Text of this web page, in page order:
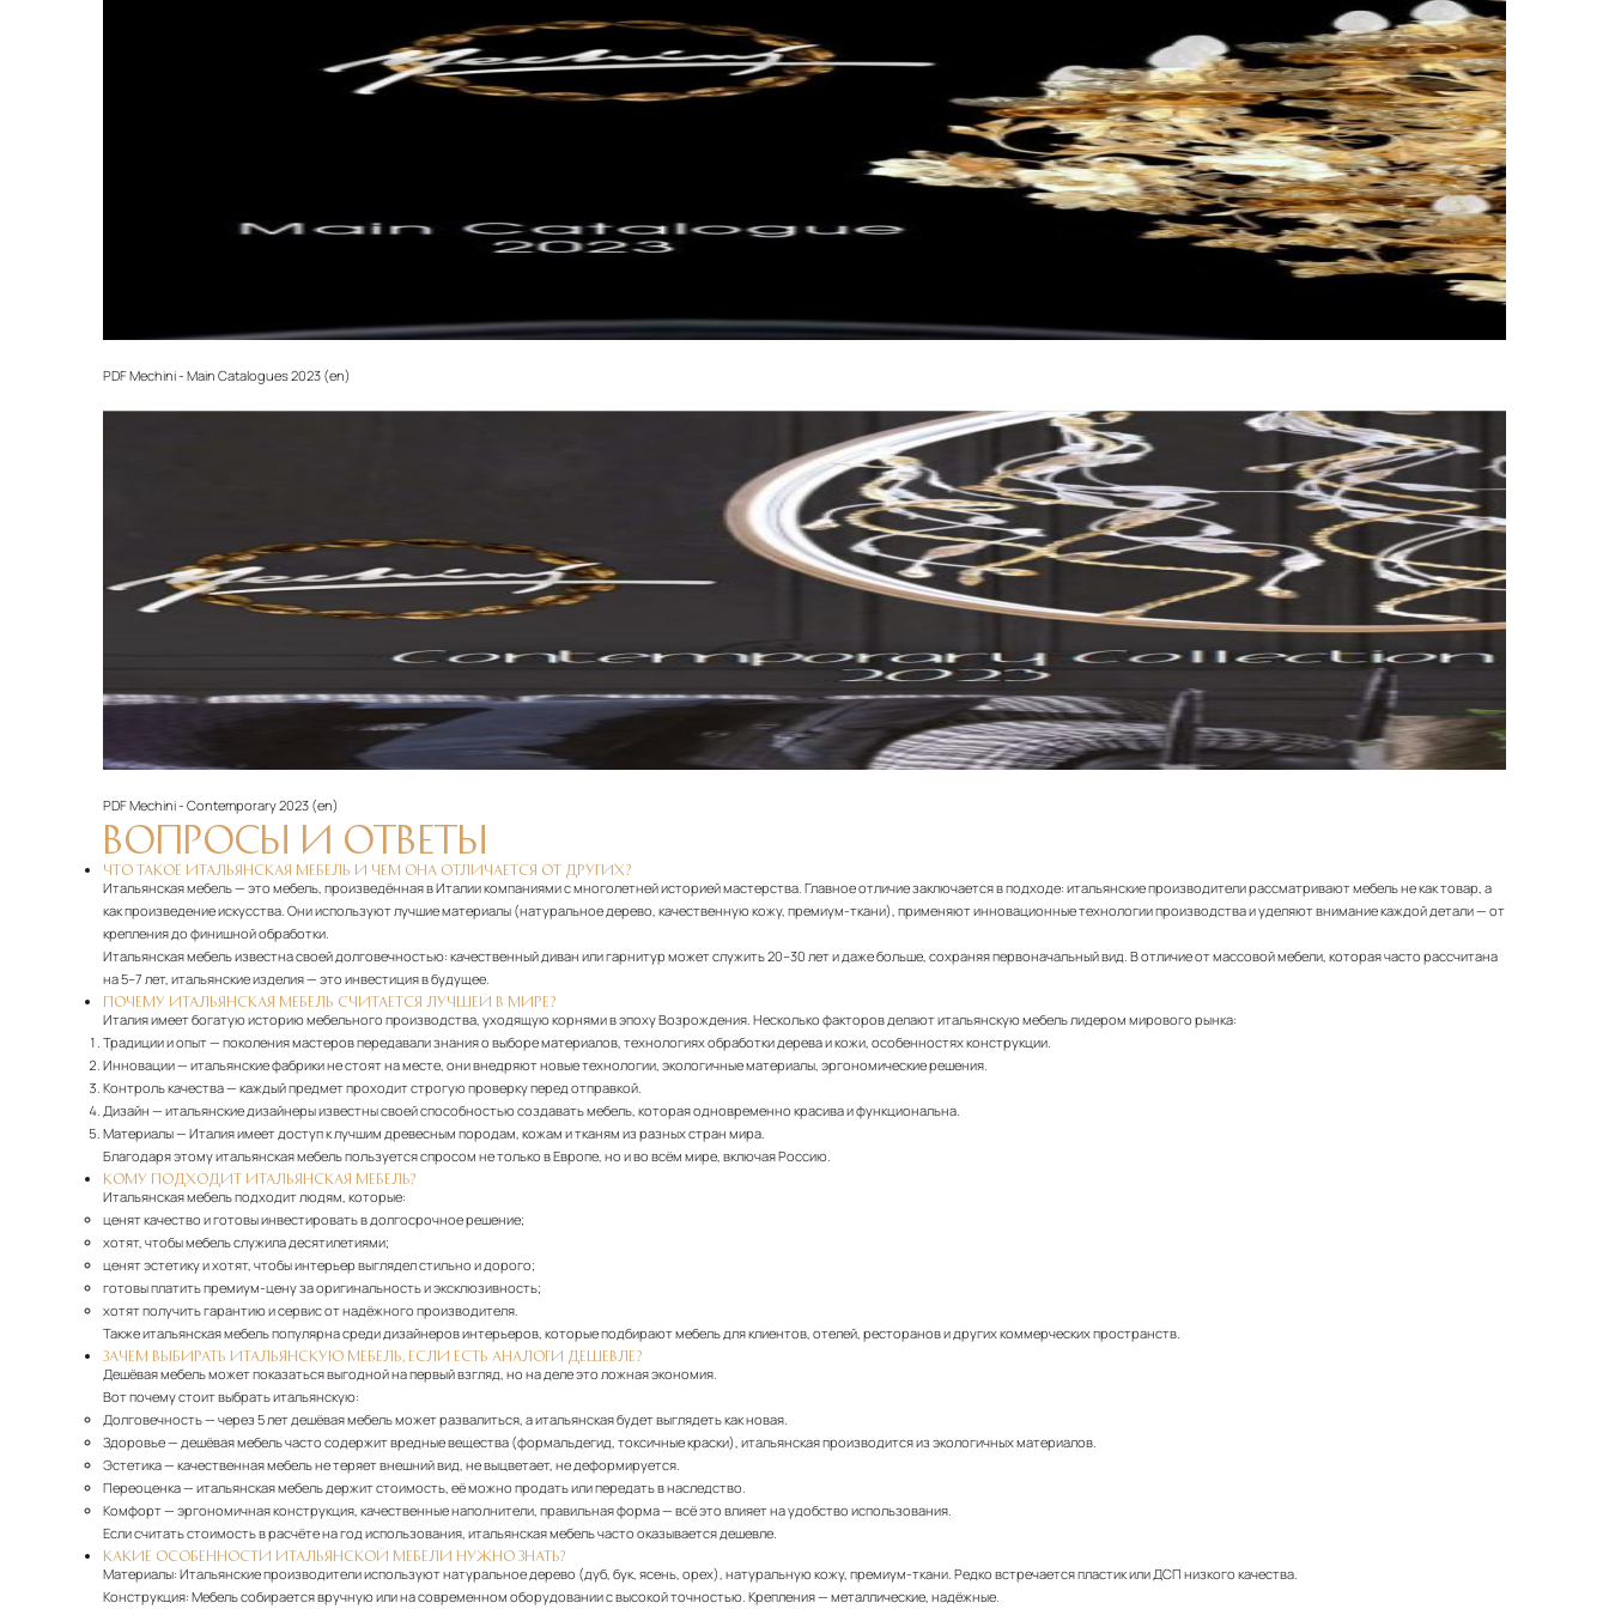
Все международные поставки застрахованы в соответствии с международными стандартами. Клиенты могут выбрать дополнительное страхование для критичных партий товара.
PDFMechini - Main Catalogues 2023 (en)‎
PDFMechini - Contemporary 2023 (en)‎
ВОПРОСЫ И ОТВЕТЫ
ЧТО ТАКОЕ ИТАЛЬЯНСКАЯ МЕБЕЛЬ И ЧЕМ ОНА ОТЛИЧАЕТСЯ ОТ ДРУГИХ?
Итальянская мебель — это мебель, произведённая в Италии компаниями с многолетней историей мастерства. Главное отличие заключается в подходе: итальянские производители рассматривают мебель не как товар, а
как произведение искусства. Они используют лучшие материалы (натуральное дерево, качественную кожу, премиум-ткани), применяют инновационные технологии производства и уделяют внимание каждой детали — от
крепления до финишной обработки.
Итальянская мебель известна своей долговечностью: качественный диван или гарнитур может служить 20–30 лет и даже больше, сохраняя первоначальный вид. В отличие от массовой мебели, которая часто рассчитана
на 5–7 лет, итальянские изделия — это инвестиция в будущее.
ПОЧЕМУ ИТАЛЬЯНСКАЯ МЕБЕЛЬ СЧИТАЕТСЯ ЛУЧШЕЙ В МИРЕ?
Италия имеет богатую историю мебельного производства, уходящую корнями в эпоху Возрождения. Несколько факторов делают итальянскую мебель лидером мирового рынка:
Традиции и опыт— поколения мастеров передавали знания о выборе материалов, технологиях обработки дерева и кожи, особенностях конструкции.
Инновации— итальянские фабрики не стоят на месте, они внедряют новые технологии, экологичные материалы, эргономические решения.
Контроль качества— каждый предмет проходит строгую проверку перед отправкой.
Дизайн — итальянские дизайнеры известны своей способностью создавать мебель, которая одновременно красива и функциональна.
Материалы— Италия имеет доступ к лучшим древесным породам, кожам и тканям из разных стран мира.
Благодаря этому итальянская мебель пользуется спросом не только в Европе, но и во всём мире, включая Россию.
КОМУ ПОДХОДИТ ИТАЛЬЯНСКАЯ МЕБЕЛЬ?
Итальянская мебель подходит людям, которые:
ценят качество и готовы инвестировать в долгосрочное решение;
хотят, чтобы мебель служила десятилетиями;
ценят эстетику и хотят, чтобы интерьер выглядел стильно и дорого;
готовы платить премиум-цену за оригинальность и эксклюзивность;
хотят получить гарантию и сервис от надёжного производителя.
Также итальянская мебель популярна среди дизайнеров интерьеров, которые подбирают мебель для клиентов, отелей, ресторанов и других коммерческих пространств.
ЗАЧЕМ ВЫБИРАТЬ ИТАЛЬЯНСКУЮ МЕБЕЛЬ, ЕСЛИ ЕСТЬ АНАЛОГИ ДЕШЕВЛЕ?
Дешёвая мебель может показаться выгодной на первый взгляд, но на деле это ложная экономия.
Вот почему стоит выбрать итальянскую:
Долговечность— через 5 лет дешёвая мебель может развалиться, а итальянская будет выглядеть как новая.
Здоровье— дешёвая мебель часто содержит вредные вещества (формальдегид, токсичные краски), итальянская производится из экологичных материалов.
Эстетика— качественная мебель не теряет внешний вид, не выцветает, не деформируется.
Переоценка— итальянская мебель держит стоимость, её можно продать или передать в наследство.
Комфорт— эргономичная конструкция, качественные наполнители, правильная форма — всё это влияет на удобство использования.
Если считать стоимость в расчёте на год использования, итальянская мебель часто оказывается дешевле.
КАКИЕ ОСОБЕННОСТИ ИТАЛЬЯНСКОЙ МЕБЕЛИ НУЖНО ЗНАТЬ?
Материалы: Итальянские производители используют натуральное дерево (дуб, бук, ясень, орех), натуральную кожу, премиум-ткани. Редко встречается пластик или ДСП низкого качества.
Конструкция: Мебель собирается вручную или на современном оборудовании с высокой точностью. Крепления — металлические, надёжные.